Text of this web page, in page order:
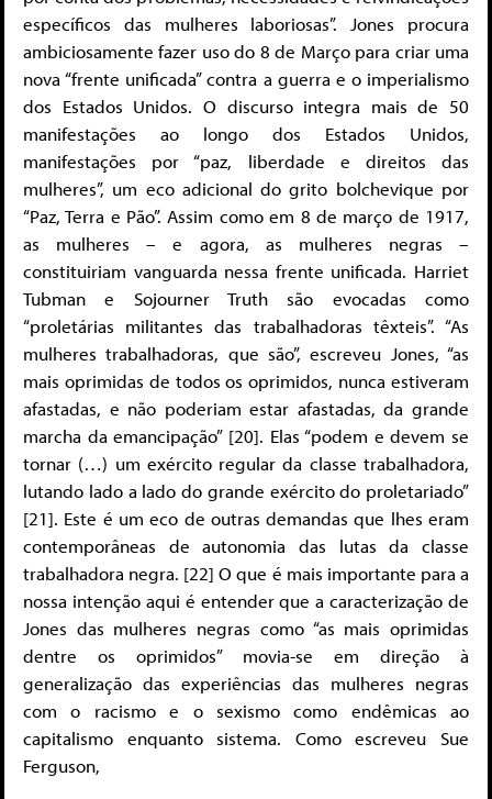
específicos das mulheres laboriosas”. Jones procura
ambiciosamente fazer uso do 8 de Março para criar uma
nova “frente unificada” contra a guerra e o imperialismo
dos Estados Unidos. O discurso integra mais de 50
manifestações ao longo dos Estados Unidos,
manifestações por “paz, liberdade e direitos das
mulheres”, um eco adicional do grito bolchevique por
“Paz, Terra e Pão”. Assim como em 8 de março de 1917,
as mulheres – e agora, as mulheres negras –
constituiriam vanguarda nessa frente unificada. Harriet
Tubman e Sojourner Truth são evocadas como
“proletárias militantes das trabalhadoras têxteis”. “As
mulheres trabalhadoras, que são”, escreveu Jones, “as
mais oprimidas de todos os oprimidos, nunca estiveram
afastadas, e não poderiam estar afastadas, da grande
marcha da emancipação” [20]. Elas “podem e devem se
tornar (…) um exército regular da classe trabalhadora,
lutando lado a lado do grande exército do proletariado”
[21]. Este é um eco de outras demandas que lhes eram
contemporâneas de autonomia das lutas da classe
trabalhadora negra. [22] O que é mais importante para a
nossa intenção aqui é entender que a caracterização de
Jones das mulheres negras como “as mais oprimidas
dentre os oprimidos” movia-se em direção à
generalização das experiências das mulheres negras
com o racismo e o sexismo como endêmicas ao
capitalismo enquanto sistema. Como escreveu Sue
Ferguson,